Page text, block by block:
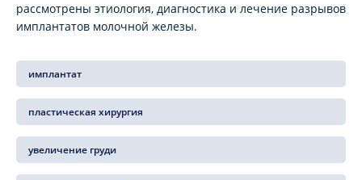
рассмотрены этиология, диагностика и лечение разрывов
имплантатов молочной железы.
имплантат
пластическая хирургия
увеличение груди